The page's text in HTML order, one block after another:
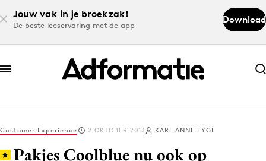
Jouw vak in je broekzak!
De beste leeservaring met de app
Download
Abonneer nu
Abonneer nu
Log in
Customer Experience 2 OKTOBER 2013 KARI-ANNE FYGI
Pakjes Coolblue nu ook op